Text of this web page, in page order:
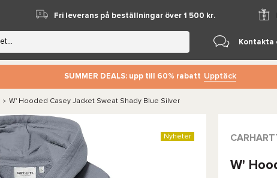
Fri leverans på beställningar över 1 500 kr.
Kontakta
SUMMER DEALS: upp till 60% rabatt Upptäck
> W' Hooded Casey Jacket Sweat Shady Blue Silver
Nyheter
W'